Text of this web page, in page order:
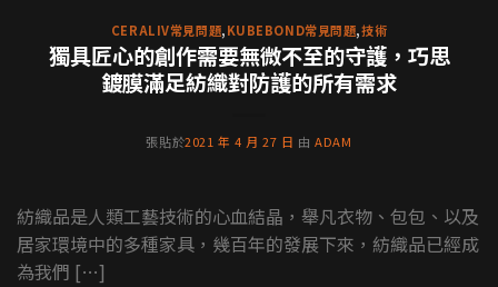
CERALIV常見問題,KUBEBOND常見問題,技術
獨具匠心的創作需要無微不至的守護，巧思
鍍膜滿足紡織對防護的所有需求
張貼於2021 年 4 月 27 日 由ADAM
紡織品是人類工藝技術的心血結晶，舉凡衣物、包包、以及
居家環境中的多種家具，幾百年的發展下來，紡織品已經成
為我們 […]